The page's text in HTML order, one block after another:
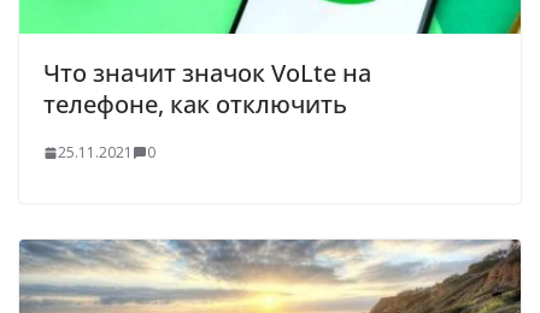
Что значит значок VoLte на
телефоне, как отключить
25.11.2021 0